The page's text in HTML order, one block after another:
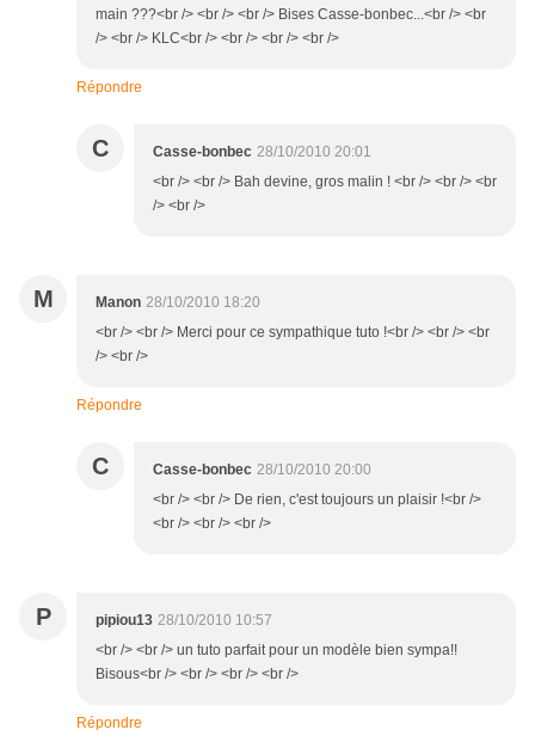
main ???<br /> <br /> <br /> Bises Casse-bonbec...<br /> <br
/> <br /> KLC<br /> <br /> <br /> <br />
Répondre
C Casse-bonbec 28/10/2010 20:01
<br /> <br /> Bah devine, gros malin ! <br /> <br /> <br
/> <br />
M Manon 28/10/2010 18:20
<br /> <br /> Merci pour ce sympathique tuto !<br /> <br /> <br
/> <br />
Répondre
C Casse-bonbec 28/10/2010 20:00
<br /> <br /> De rien, c'est toujours un plaisir !<br />
<br /> <br /> <br />
P pipiou13 28/10/2010 10:57
<br /> <br /> un tuto parfait pour un modèle bien sympa!!
Bisous<br /> <br /> <br /> <br />
Répondre